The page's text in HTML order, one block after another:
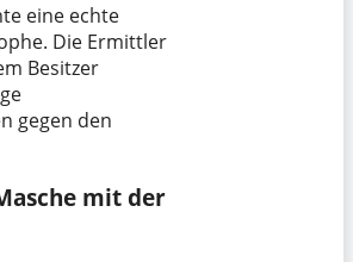
eine echte
Die Ermittler
Besitzer
gegen den
mit der